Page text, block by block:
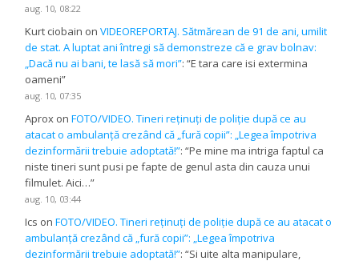
aug. 10, 08:22
Kurt ciobain onVIDEOREPORTAJ. Sătmărean de 91 de ani, umilit
de stat. A luptat ani întregi să demonstreze că e grav bolnav:
„Dacă nu ai bani, te lasă să mori”: “E tara care isi extermina
oameni”
aug. 10, 07:35
Aprox onFOTO/VIDEO. Tineri reținuți de poliție după ce au
atacat o ambulanță crezând că „fură copii”: „Legea împotriva
dezinformării trebuie adoptată!”: “Pe mine ma intriga faptul ca
niste tineri sunt pusi pe fapte de genul asta din cauza unui
filmulet. Aici…”
aug. 10, 03:44
Ics onFOTO/VIDEO. Tineri reținuți de poliție după ce au atacat o
ambulanță crezând că „fură copii”: „Legea împotriva
dezinformării trebuie adoptată!”: “Si uite alta manipulare,